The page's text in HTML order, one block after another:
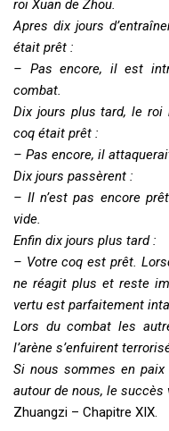
roi Xuan de Zhou.
Apres dix jours
était prêt :
– Pas encore, il est
combat.
Dix jours plus tard, le roi
coq était prêt :
– Pas encore, il
Dix jours passèrent :
– Il n’est pas encore
vide.
Enfin dix jours plus tard :
– Votre coq est prêt.
ne réagit plus et reste
vertu est parfaitement
Lors du combat les
l’arène s’enfuirent
Si nous sommes en
autour de nous, le succès
Zhuangzi – Chapitre XIX.